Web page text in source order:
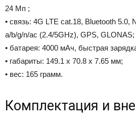
24 Мп ;
• связь: 4G LTE cat.18, Bluetooth 5.0,
a/b/g/n/ac (2.4/5GHz), GPS, GLONAS;
• батарея: 4000 мАч, быстрая
• габариты: 149.1 x 70.8 x 7.65 мм;
• вес: 165 грамм.
Комплектация и